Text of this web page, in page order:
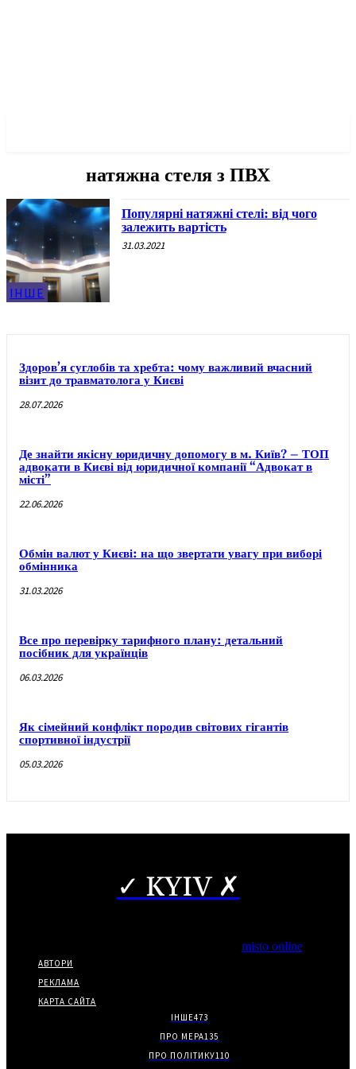
натяжна стеля з ПВХ
ІНШЕ
Популярні натяжні стелі: від чого
залежить вартість
31.03.2021
Здоров’я суглобів та хребта: чому важливий вчасний
візит до травматолога у Києві
28.07.2026
Де знайти якісну юридичну допомогу в м. Київ? – ТОП
адвокати в Києві від юридичної компанії “Адвокат в
місті”
22.06.2026
Обмін валют у Києві: на що звертати увагу при виборі
обмінника
31.03.2026
Все про перевірку тарифного плану: детальний
посібник для українців
06.03.2026
Як сімейний конфлікт породив світових гігантів
спортивної індустрії
05.03.2026
✓ KYIV ✗
misto online
АВТОРИ
РЕКЛАМА
КАРТА САЙТА
ІНШЕ473
ПРО МЕРА135
ПРО ПОЛІТИКУ110